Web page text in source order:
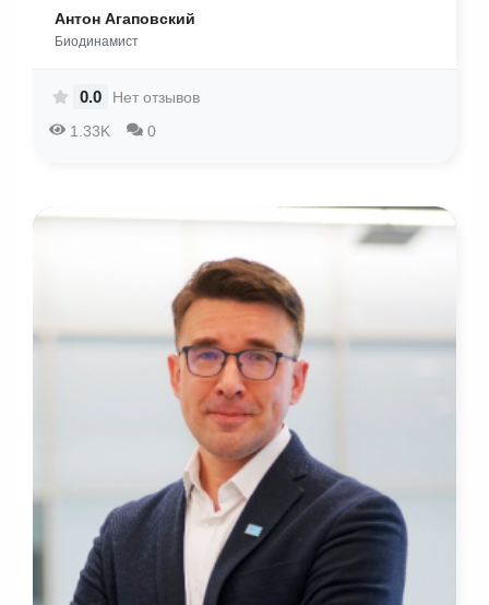
Антон Агаповский
Биодинамист
1.33K 0
0.0 Нет отзывов